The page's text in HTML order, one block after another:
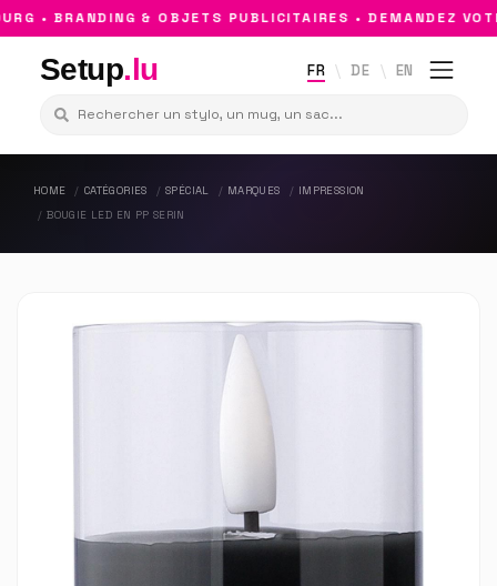
• BRANDING & OBJETS PUBLICITAIRES • DEMANDEZ
Setup.lu FR DE EN
HOME CATÉGORIES SPÉCIAL MARQUES
IMPRESSION
BOUGIE LED EN PP SERIN